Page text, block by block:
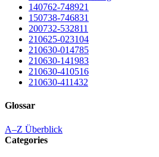
140762-748921
150738-746831
200732-532811
210625-023104
210630-014785
210630-141983
210630-410516
210630-411432
Glossar
A–Z Überblick
Categories